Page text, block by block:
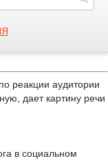
реакции аудитории
дает картину речи
в социальном